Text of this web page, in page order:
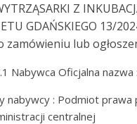
Z
GDAŃSKIEGO 13/
zamówieniu lub
Nabywca Oficjalna
nabywcy : Podmiot
centralnej